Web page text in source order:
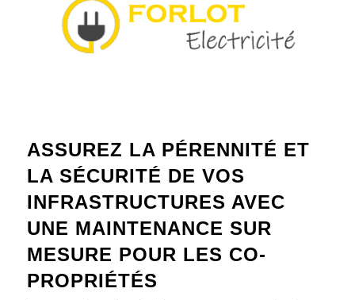
ASSUREZ LA PÉRENNITÉ ET
LA SÉCURITÉ DE VOS
INFRASTRUCTURES AVEC
UNE MAINTENANCE SUR
MESURE POUR LES CO-
PROPRIÉTÉS